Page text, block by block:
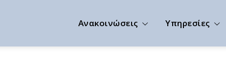
Ανακοινώσεις Υπηρεσίες